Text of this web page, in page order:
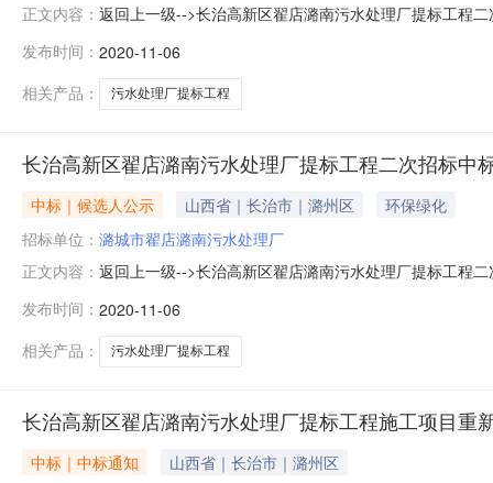
正文内容： 返回上一级-->长治高新区翟店潞南污水处理厂提标工程
0612:01:14公示期：2020.11.6-2020.11.10本项目长治
发布时间： 2020-11-06
相关产品：
污水处理厂提标工程
长治高新区翟店潞南污水处理厂提标工程二次招标中
中标｜候选人公示 山西省｜长治市｜潞州区
环保绿化
招标单位： 潞城市翟店潞南污水处理厂
正文内容： 返回上一级-->长治高新区翟店潞南污水处理厂提标工程
况：1、中标候选人基本情况：排序中标候选人名称投标
发布时间： 2020-11-06
相关产品：
污水处理厂提标工程
长治高新区翟店潞南污水处理厂提标工程施工项目重
中标｜中标通知
山西省｜长治市｜潞州区